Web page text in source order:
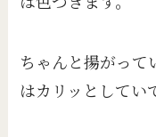
ちゃんと揚がって
はカリッとしてい